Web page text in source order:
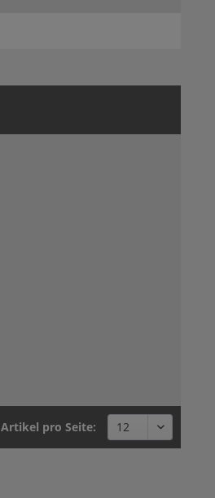
Artikel pro Seite: